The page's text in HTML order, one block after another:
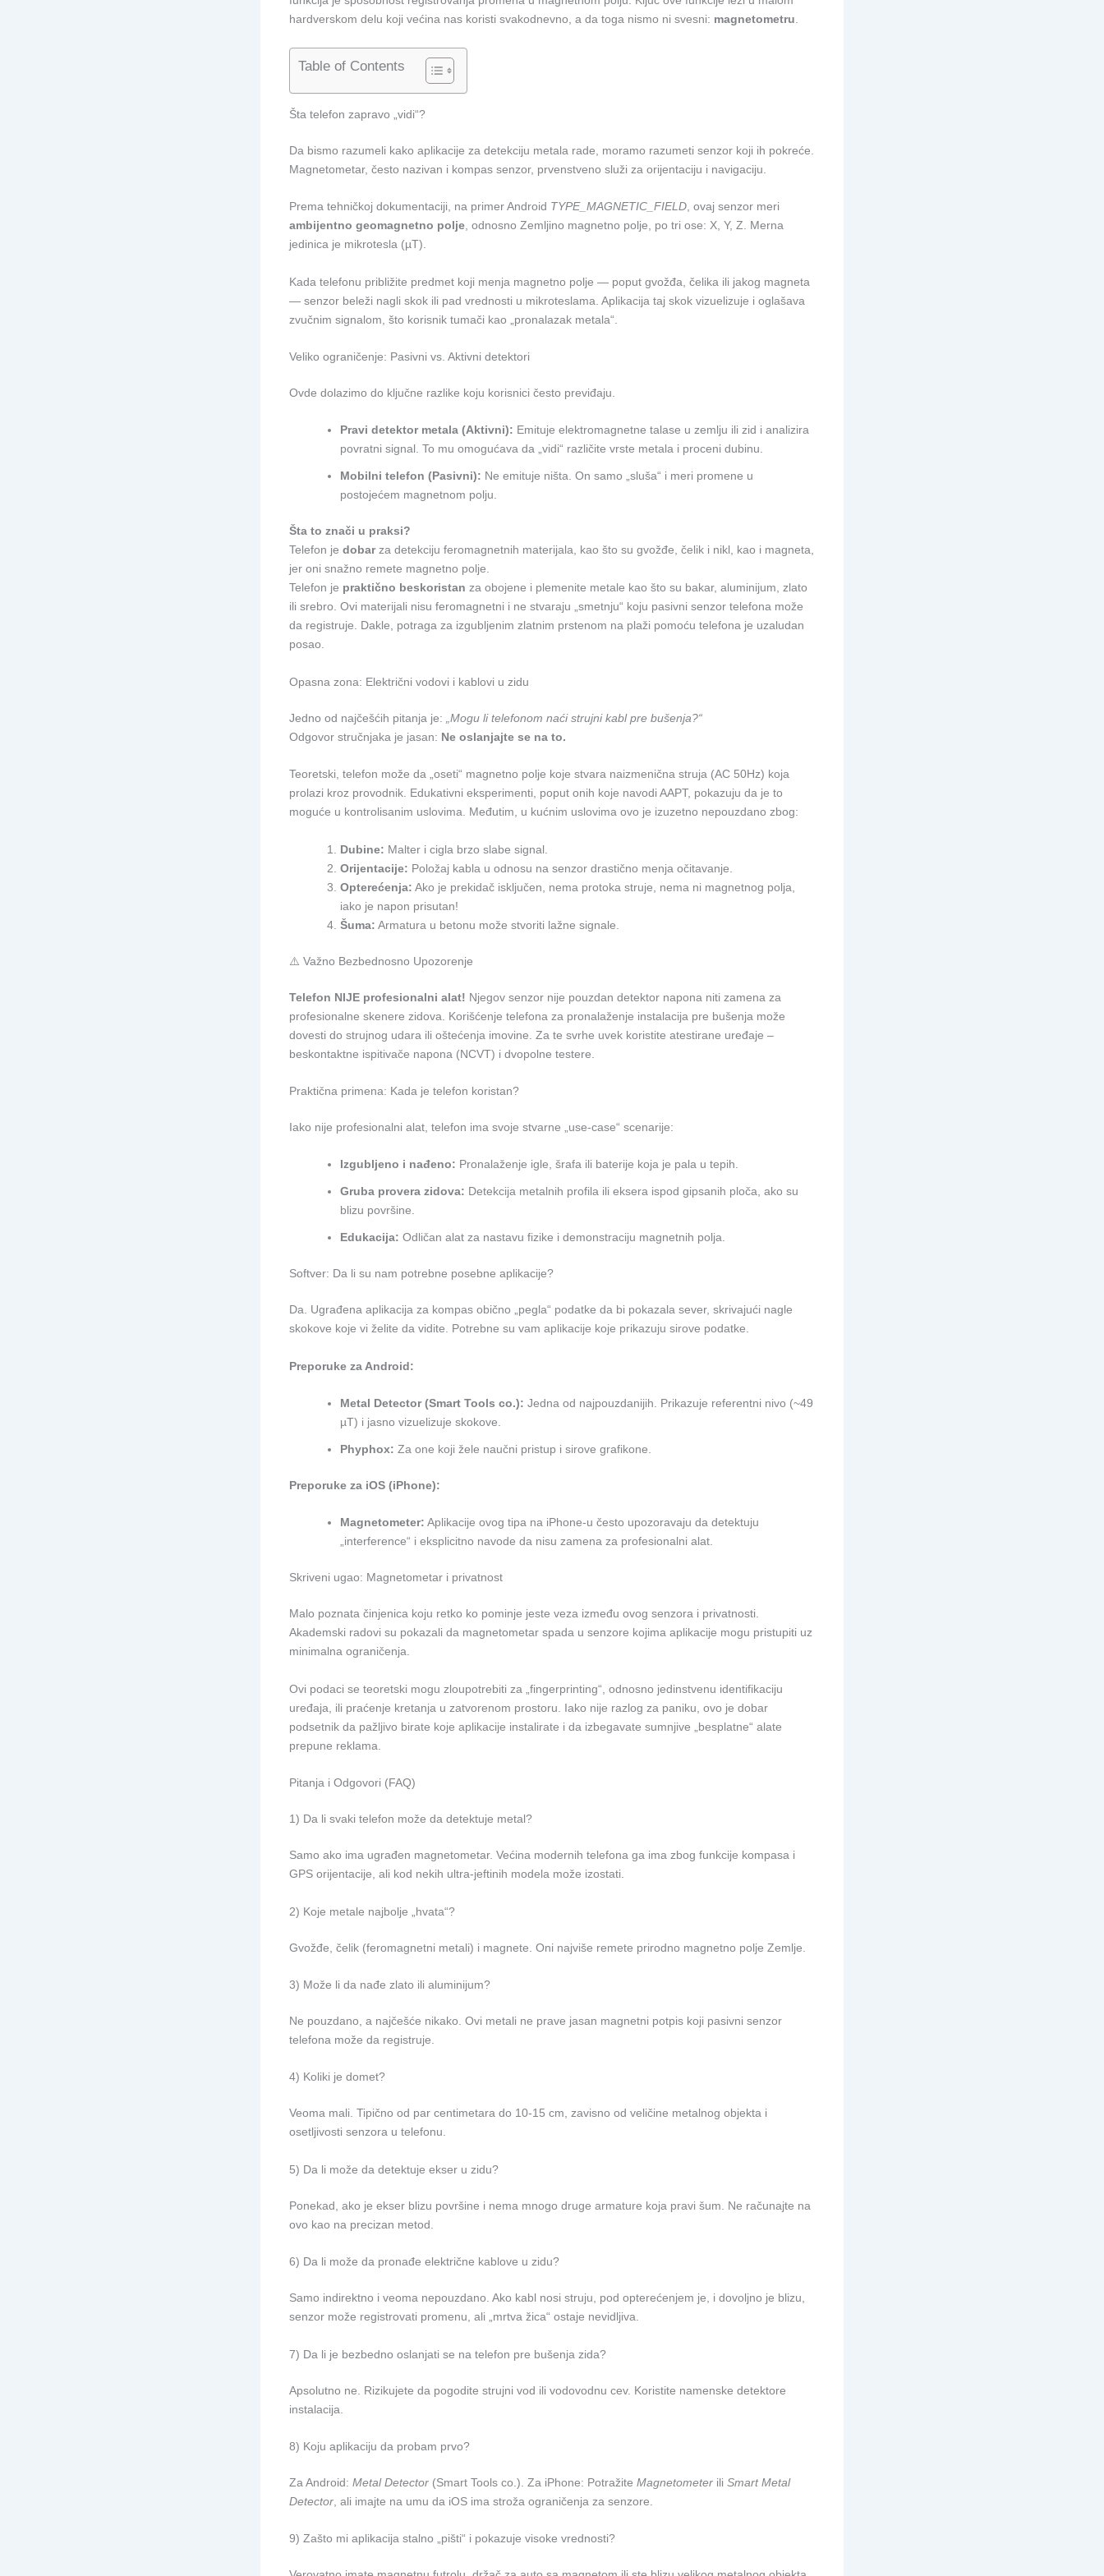
hardverskom delu koji većina nas koristi svakodnevno, a da toga nismo ni svesni: magnetometru.
Table of Contents
Šta telefon zapravo „vidi“?
Da bismo razumeli kako aplikacije za detekciju metala rade, moramo razumeti senzor koji ih pokreće.
Magnetometar, često nazivan i kompas senzor, prvenstveno služi za orijentaciju i navigaciju.
Prema tehničkoj dokumentaciji, na primer Android TYPE_MAGNETIC_FIELD , ovaj senzor meri
ambijentno geomagnetno polje , odnosno Zemljino magnetno polje, po tri ose: X, Y, Z. Merna
jedinica je mikrotesla (µT).
Kada telefonu približite predmet koji menja magnetno polje — poput gvožđa, čelika ili jakog magneta
— senzor beleži nagli skok ili pad vrednosti u mikroteslama. Aplikacija taj skok vizuelizuje i oglašava
zvučnim signalom, što korisnik tumači kao „pronalazak metala“.
Veliko ograničenje: Pasivni vs. Aktivni detektori
Ovde dolazimo do ključne razlike koju korisnici često previđaju.
Pravi detektor metala (Aktivni): Emituje elektromagnetne talase u zemlju ili zid i analizira
povratni signal. To mu omogućava da „vidi“ različite vrste metala i proceni dubinu.
Mobilni telefon (Pasivni): Ne emituje ništa. On samo „sluša“ i meri promene u
postojećem magnetnom polju.
Šta to znači u praksi?
Telefon je dobarza detekciju feromagnetnih materijala, kao što su gvožđe, čelik i nikl, kao i magneta,
jer oni snažno remete magnetno polje.
Telefon je praktično beskoristan za obojene i plemenite metale kao što su bakar, aluminijum, zlato
ili srebro. Ovi materijali nisu feromagnetni i ne stvaraju „smetnju“ koju pasivni senzor telefona može
da registruje. Dakle, potraga za izgubljenim zlatnim prstenom na plaži pomoću telefona je uzaludan
posao.
Opasna zona: Električni vodovi i kablovi u zidu
Jedno od najčešćih pitanja je:
„Mogu li telefonom naći strujni kabl pre bušenja?“
Odgovor stručnjaka je jasan: Ne oslanjajte se na to.
Teoretski, telefon može da „oseti“ magnetno polje koje stvara naizmenična struja (AC 50Hz) koja
prolazi kroz provodnik. Edukativni eksperimenti, poput onih koje navodi AAPT, pokazuju da je to
moguće u kontrolisanim uslovima. Međutim, u kućnim uslovima ovo je izuzetno nepouzdano zbog:
Dubine: Malter i cigla brzo slabe signal.
Orijentacije: Položaj kabla u odnosu na senzor drastično menja očitavanje.
Opterećenja: Ako je prekidač isključen, nema protoka struje, nema ni magnetnog polja,
iako je napon prisutan!
Šuma: Armatura u betonu može stvoriti lažne signale.
⚠️ Važno Bezbednosno Upozorenje
Telefon NIJE profesionalni alat! Njegov senzor nije pouzdan detektor napona niti zamena za
profesionalne skenere zidova. Korišćenje telefona za pronalaženje instalacija pre bušenja može
dovesti do strujnog udara ili oštećenja imovine. Za te svrhe uvek koristite atestirane uređaje –
beskontaktne ispitivače napona (NCVT) i dvopolne testere.
Praktična primena: Kada je telefon koristan?
Iako nije profesionalni alat, telefon ima svoje stvarne „use-case“ scenarije:
Izgubljeno i nađeno: Pronalaženje igle, šrafa ili baterije koja je pala u tepih.
Gruba provera zidova: Detekcija metalnih profila ili eksera ispod gipsanih ploča, ako su
blizu površine.
Edukacija: Odličan alat za nastavu fizike i demonstraciju magnetnih polja.
Softver: Da li su nam potrebne posebne aplikacije?
Da. Ugrađena aplikacija za kompas obično „pegla“ podatke da bi pokazala sever, skrivajući nagle
skokove koje vi želite da vidite. Potrebne su vam aplikacije koje prikazuju sirove podatke.
Preporuke za Android:
Metal Detector (Smart Tools co.): Jedna od najpouzdanijih. Prikazuje referentni nivo (~49
µT) i jasno vizuelizuje skokove.
Phyphox: Za one koji žele naučni pristup i sirove grafikone.
Preporuke za iOS (iPhone):
Magnetometer: Aplikacije ovog tipa na iPhone-u često upozoravaju da detektuju
„interference“ i eksplicitno navode da nisu zamena za profesionalni alat.
Skriveni ugao: Magnetometar i privatnost
Malo poznata činjenica koju retko ko pominje jeste veza između ovog senzora i privatnosti.
Akademski radovi su pokazali da magnetometar spada u senzore kojima aplikacije mogu pristupiti uz
minimalna ograničenja.
Ovi podaci se teoretski mogu zloupotrebiti za „fingerprinting“, odnosno jedinstvenu identifikaciju
uređaja, ili praćenje kretanja u zatvorenom prostoru. Iako nije razlog za paniku, ovo je dobar
podsetnik da pažljivo birate koje aplikacije instalirate i da izbegavate sumnjive „besplatne“ alate
prepune reklama.
Pitanja i Odgovori (FAQ)
1) Da li svaki telefon može da detektuje metal?
Samo ako ima ugrađen magnetometar. Većina modernih telefona ga ima zbog funkcije kompasa i
GPS orijentacije, ali kod nekih ultra-jeftinih modela može izostati.
2) Koje metale najbolje „hvata“?
Gvožđe, čelik (feromagnetni metali) i magnete. Oni najviše remete prirodno magnetno polje Zemlje.
3) Može li da nađe zlato ili aluminijum?
Ne pouzdano, a najčešće nikako. Ovi metali ne prave jasan magnetni potpis koji pasivni senzor
telefona može da registruje.
4) Koliki je domet?
Veoma mali. Tipično od par centimetara do 10-15 cm, zavisno od veličine metalnog objekta i
osetljivosti senzora u telefonu.
5) Da li može da detektuje ekser u zidu?
Ponekad, ako je ekser blizu površine i nema mnogo druge armature koja pravi šum. Ne računajte na
ovo kao na precizan metod.
6) Da li može da pronađe električne kablove u zidu?
Samo indirektno i veoma nepouzdano. Ako kabl nosi struju, pod opterećenjem je, i dovoljno je blizu,
senzor može registrovati promenu, ali „mrtva žica“ ostaje nevidljiva.
7) Da li je bezbedno oslanjati se na telefon pre bušenja zida?
Apsolutno ne. Rizikujete da pogodite strujni vod ili vodovodnu cev. Koristite namenske detektore
instalacija.
8) Koju aplikaciju da probam prvo?
Za Android: Metal Detector (Smart Tools co.). Za iPhone: Potražite Magnetometer ili Smart Metal
Detector , ali imajte na umu da iOS ima stroža ograničenja za senzore.
9) Zašto mi aplikacija stalno „pišti“ i pokazuje visoke vrednosti?